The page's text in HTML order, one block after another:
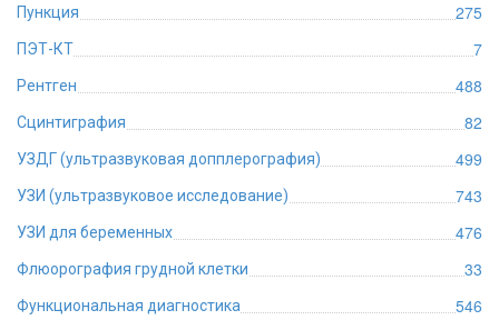
Пункция 275
ПЭТ-КТ 7
Рентген 488
Сцинтиграфия 82
УЗДГ (ультразвуковая допплерография) 499
УЗИ (ультразвуковое исследование) 743
УЗИ для беременных 476
Флюорография грудной клетки 33
Функциональная диагностика 546